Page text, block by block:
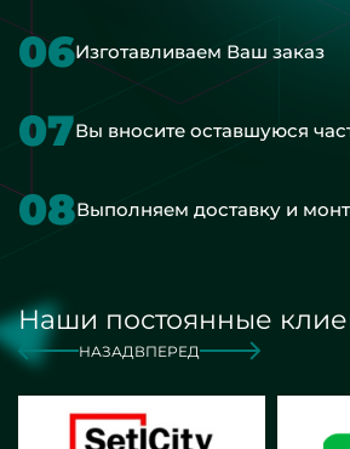
06Изготавливаем Ваш заказ
07Вы вносите оставшуюся
08Выполняем доставку и
Наши постоянные
НАЗАД ВПЕРЕД